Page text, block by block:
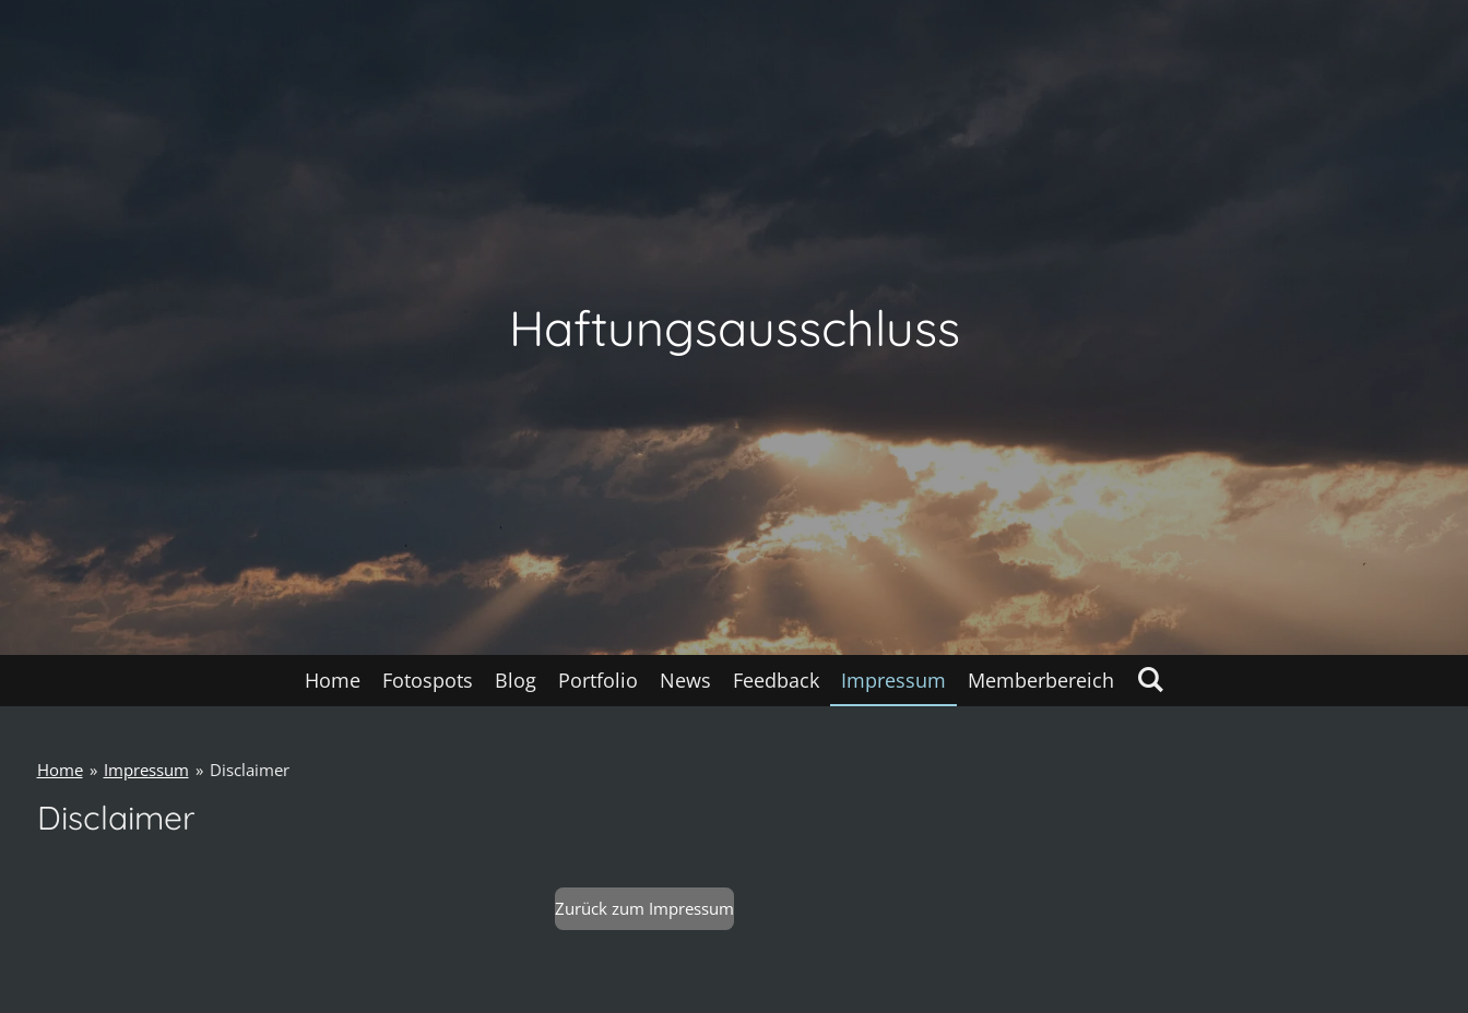
Haftungsausschluss
Home Fotospots Blog Portfolio News Feedback Impressum Memberbereich
Home » Impressum » Disclaimer
Disclaimer
Zurück zum Impressum